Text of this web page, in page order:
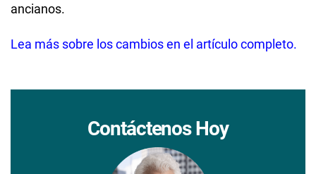
ancianos.
Lea más sobre los cambios en el artículo completo.
Contáctenos Hoy